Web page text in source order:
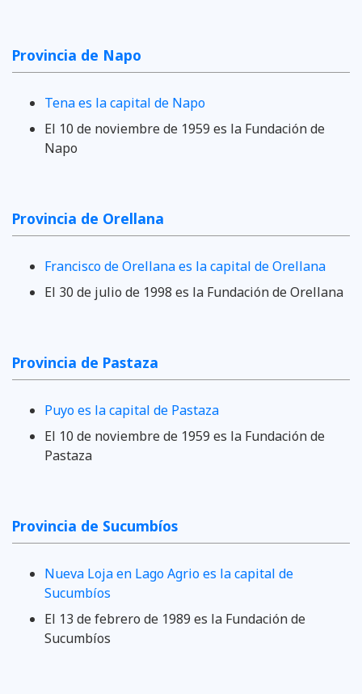
Provincia de Napo
Tena es la capital de Napo
El 10 de noviembre de 1959 es la Fundación de
Napo
Provincia de Orellana
Francisco de Orellana es la capital de Orellana
El 30 de julio de 1998 es la Fundación de Orellana
Provincia de Pastaza
Puyo es la capital de Pastaza
El 10 de noviembre de 1959 es la Fundación de
Pastaza
Provincia de Sucumbíos
Nueva Loja en Lago Agrio es la capital de
Sucumbíos
El ‎13 de febrero de 1989 es la Fundación de
Sucumbíos